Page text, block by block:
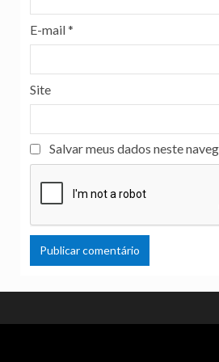
E-mail*
Site
Salvar meus dados neste